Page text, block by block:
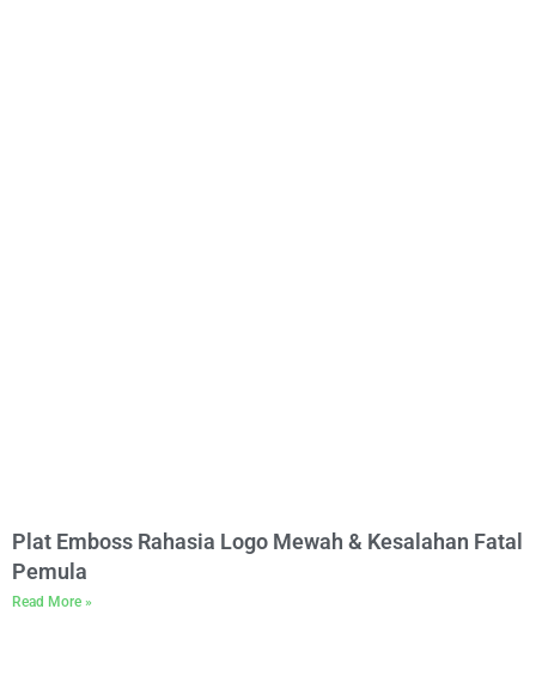
Plat Emboss Rahasia Logo Mewah & Kesalahan Fatal
Pemula
Read More »